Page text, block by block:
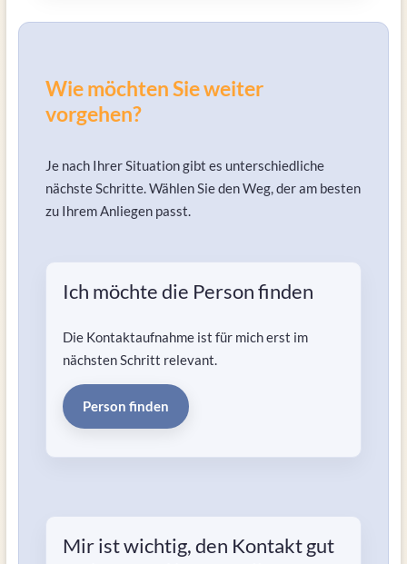
Wie möchten Sie weiter
vorgehen?
Je nach Ihrer Situation gibt es unterschiedliche
nächste Schritte. Wählen Sie den Weg, der am besten
zu Ihrem Anliegen passt.
Ich möchte die Person finden
Die Kontaktaufnahme ist für mich erst im
nächsten Schritt relevant.
Person finden
Mir ist wichtig, den Kontakt gut